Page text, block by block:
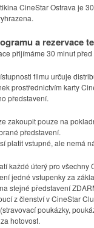
CineStar Ostrava je
a rezervace
přijímáme 30 minut
filmu určuje
prostřednictvím karty
představení.
zakoupit pouze na
představení.
platit vstupné, ale nemá
každé úterý pro
jedné vstupenky za
stejné představení
z členství v CineStar
poukázky,
hotovost.